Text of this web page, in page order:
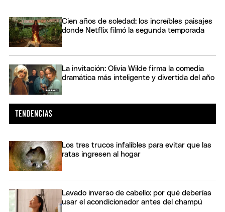
Cien años de soledad: los increíbles paisajes
donde Netflix filmó la segunda temporada
La invitación: Olivia Wilde firma la comedia
dramática más inteligente y divertida del año
Los tres trucos infalibles para evitar que las
ratas ingresen al hogar
Lavado inverso de cabello: por qué deberías
usar el acondicionador antes del champú